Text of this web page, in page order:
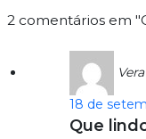
2 comentários em
18 de
Que